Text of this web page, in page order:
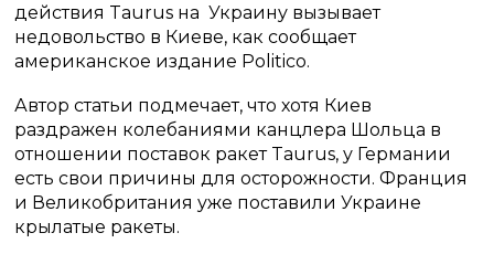
действия Taurus на Украину вызывает
недовольство в Киеве, как сообщает
американское издание Politico.
Автор статьи подмечает, что хотя Киев
раздражен колебаниями канцлера Шольца в
отношении поставок ракет Taurus, у Германии
есть свои причины для осторожности. Франция
и Великобритания уже поставили Украине
крылатые ракеты.